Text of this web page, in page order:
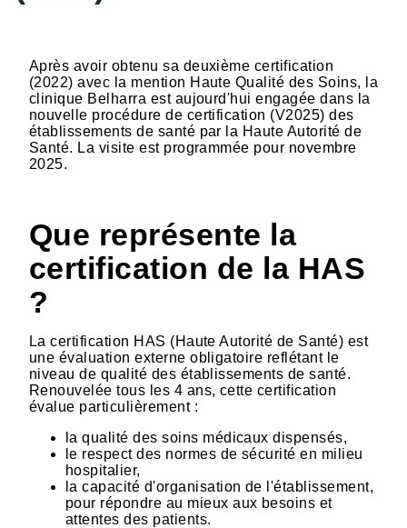
Après avoir obtenu sa deuxième certification
(2022) avec la mention Haute Qualité des Soins, la
clinique Belharra est aujourd'hui engagée dans la
nouvelle procédure de certification (V2025) des
établissements de santé par la Haute Autorité de
Santé. La visite est programmée pour novembre
2025.
Que représente la
certification de la HAS
?
La certification HAS (Haute Autorité de Santé) est
une évaluation externe obligatoire reflétant le
niveau de qualité des établissements de santé.
Renouvelée tous les 4 ans, cette certification
évalue particulièrement :
la qualité des soins médicaux dispensés,
le respect des normes de sécurité en milieu
hospitalier,
la capacité d'organisation de l'établissement,
pour répondre au mieux aux besoins et
attentes des patients.